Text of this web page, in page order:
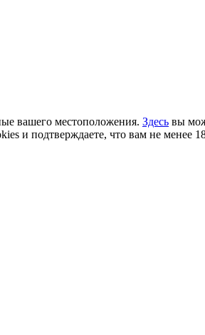
вашего местоположения. Здесь вы
и подтверждаете, что вам не менее